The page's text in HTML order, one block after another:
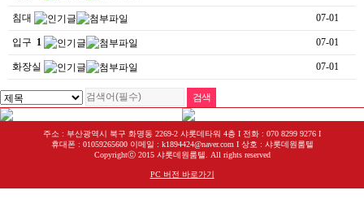
침대 07-01
입구 1 07-01
화장실 07-01
주소 : 부산광역시 북구 화명동 2269-2 샤롯데타워 4층 I 전화 : 070 8299 9276 I
휴대폰 : 01059265600 이메일 : k1894424@naver.com I 상호 : 샤롯데원룸텔
Copyrightⓒ 2015 샤롯데원룸텔. All rights reserved
PC 버전 바로가기